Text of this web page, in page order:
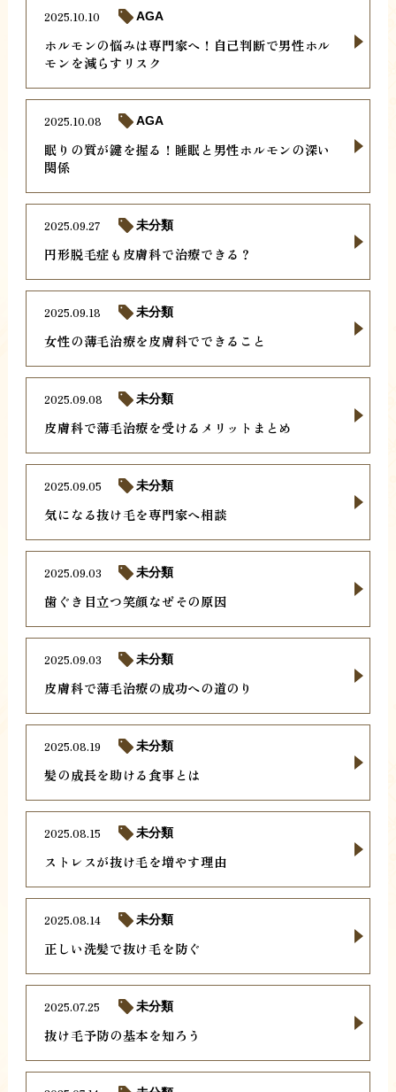
ホルモンの悩みは専門家へ！自己判断で男性ホル
モンを減らすリスク
2025.10.10 AGA
眠りの質が鍵を握る！睡眠と男性ホルモンの深い
関係
2025.10.08 AGA
円形脱毛症も皮膚科で治療できる？
2025.09.27 未分類
女性の薄毛治療を皮膚科でできること
2025.09.18 未分類
皮膚科で薄毛治療を受けるメリットまとめ
2025.09.08 未分類
気になる抜け毛を専門家へ相談
2025.09.05 未分類
歯ぐき目立つ笑顔なぜその原因
2025.09.03 未分類
皮膚科で薄毛治療の成功への道のり
2025.09.03 未分類
髪の成長を助ける食事とは
2025.08.19 未分類
ストレスが抜け毛を増やす理由
2025.08.15 未分類
正しい洗髪で抜け毛を防ぐ
2025.08.14 未分類
抜け毛予防の基本を知ろう
2025.07.25 未分類